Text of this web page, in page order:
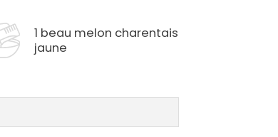
1 beau melon charentais
jaune